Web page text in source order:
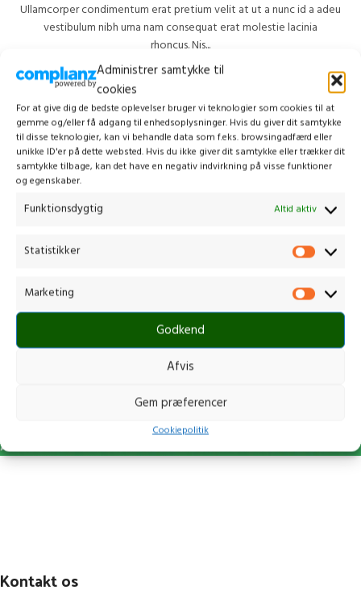
Administrer samtykke til
cookies
For at give dig de bedste oplevelser bruger vi teknologier som cookies til at
gemme og/eller få adgang til enhedsoplysninger. Hvis du giver dit samtykke
til disse teknologier, kan vi behandle data som f.eks. browsingadfærd eller
unikke ID'er på dette websted. Hvis du ikke giver dit samtykke eller trækker dit
samtykke tilbage, kan det have en negativ indvirkning på visse funktioner
og egenskaber.
Funktionsdygtig Altid aktiv
Statistikker
Marketing
Godkend
Afvis
Gem præferencer
Cookiepolitik
Ullamcorper condimentum erat pretium velit at ut a nunc id a adeu
vestibulum nibh urna nam consequat erat molestie lacinia
rhoncus. Nis...
CONTINUE READING
DESIGN TRENDS
The big design: Wall likes pictures
Henrik18rmh
Parturient in potenti id rutrum duis torquent parturient sceler isque
sit vestibulum a posuere scelerisque viverra urna. Egestas tristi...
Kontakt os